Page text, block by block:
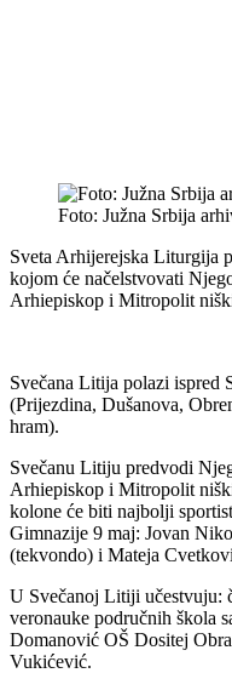
Foto: Južna Srbija
Sveta Arhijerejska Liturgija
kojom će načelstvovati
Arhiepiskop i Mitropolit
Svečana Litija polazi ispred
(Prijezdina, Dušanova,
hram).
Svečanu Litiju predvodi
Arhiepiskop i Mitropolit
kolone će biti najbolji
Gimnazije 9 maj: Jovan
(tekvondo) i Mateja
U Svečanoj Litiji učestvuju:
veronauke područnih škola
Domanović OŠ Dositej
Vukićević.